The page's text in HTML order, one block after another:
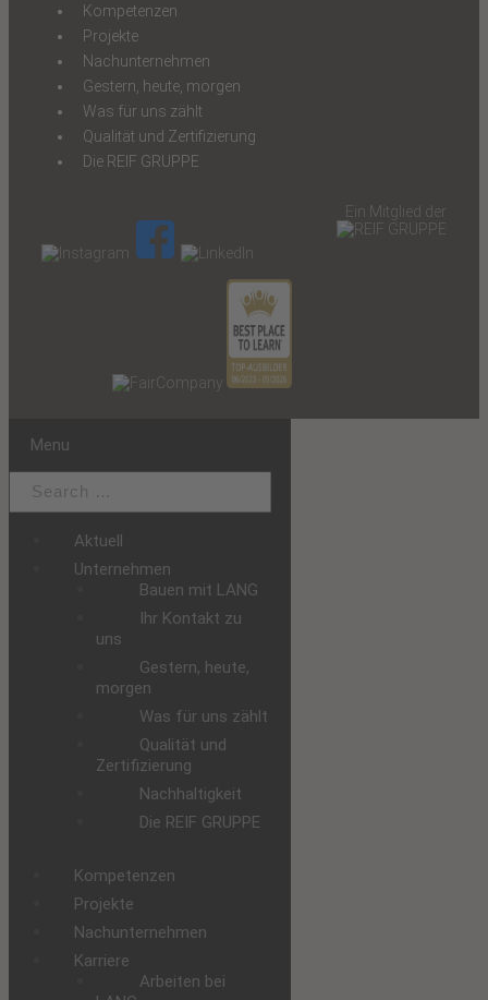
Kompetenzen
Projekte
Nachunternehmen
Gestern, heute, morgen
Was für uns zählt
Qualität und Zertifizierung
Die REIF GRUPPE
Ein Mitglied der
Menu
Aktuell
Unternehmen
Bauen mit LANG
Ihr Kontakt zu
uns
Gestern, heute,
morgen
Was für uns zählt
Qualität und
Zertifizierung
Nachhaltigkeit
Die REIF GRUPPE
Kompetenzen
Projekte
Nachunternehmen
Karriere
Arbeiten bei